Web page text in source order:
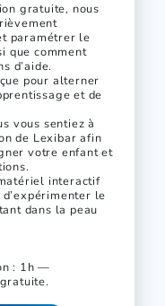
gratuite, nous
paramétrer le
que comment
d’aide.
pour alterner
et de
vous sentiez à
de Lexibar afin
votre enfant et
interactif
le
dans la peau
: 1h —